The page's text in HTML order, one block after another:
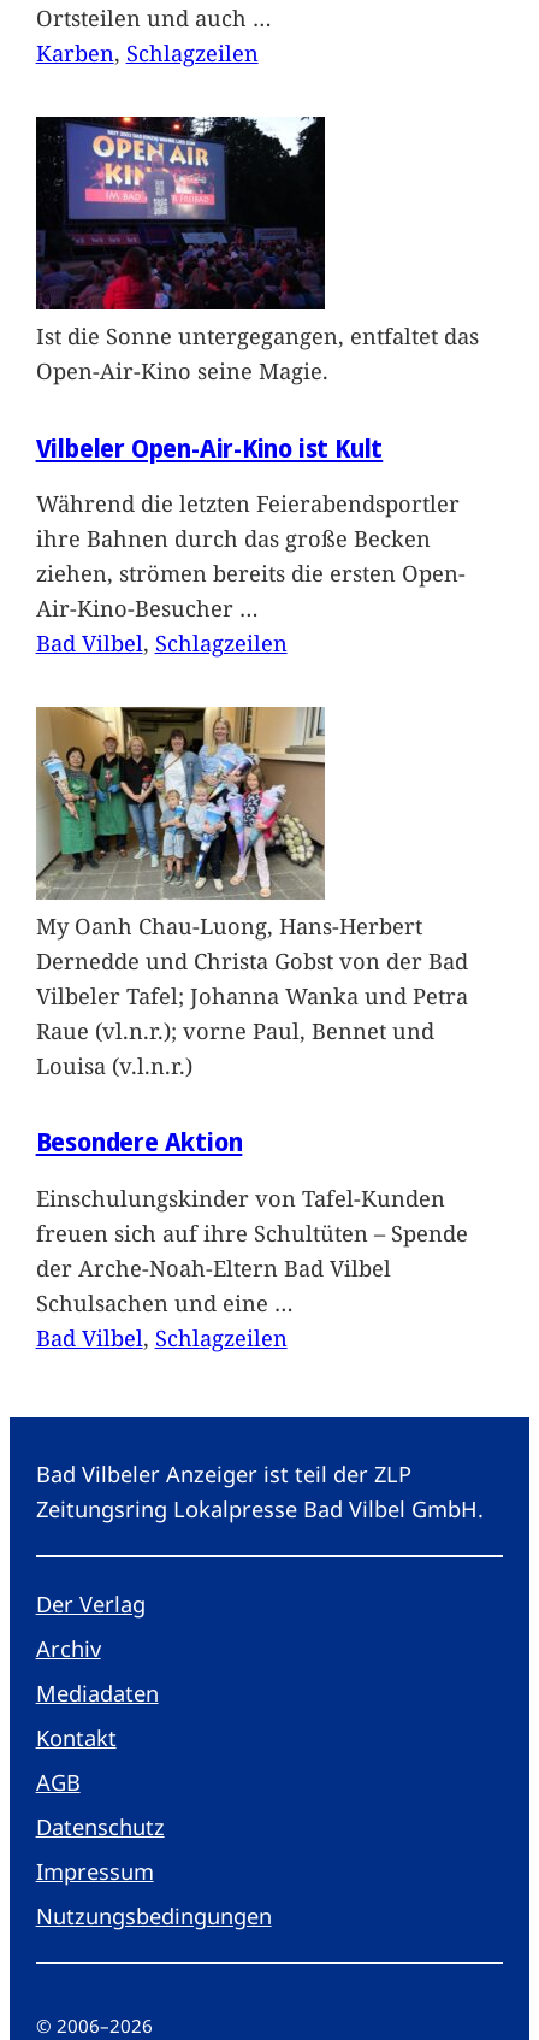
Ortsteilen und auch …
Karben, Schlagzeilen
Ist die Sonne untergegangen, entfaltet das
Open-Air-Kino seine Magie.
Vilbeler Open-Air-Kino ist Kult
Während die letzten Feierabendsportler
ihre Bahnen durch das große Becken
ziehen, strömen bereits die ersten Open-
Air-Kino-Besucher …
Bad Vilbel, Schlagzeilen
My Oanh Chau-Luong, Hans-Herbert
Dernedde und Christa Gobst von der Bad
Vilbeler Tafel; Johanna Wanka und Petra
Raue (vl.n.r.); vorne Paul, Bennet und
Louisa (v.l.n.r.)
Besondere Aktion
Einschulungskinder von Tafel-Kunden
freuen sich auf ihre Schultüten – Spende
der Arche-Noah-Eltern Bad Vilbel
Schulsachen und eine …
Bad Vilbel, Schlagzeilen
Bad Vilbeler Anzeiger ist teil der ZLP
Zeitungsring Lokalpresse Bad Vilbel GmbH.
Der Verlag
Archiv
Mediadaten
Kontakt
AGB
Datenschutz
Impressum
Nutzungsbedingungen
© 2006–2026